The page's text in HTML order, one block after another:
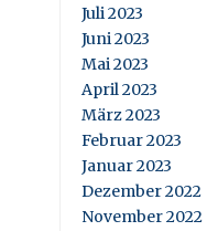
Juli 2023
Juni 2023
Mai 2023
April 2023
März 2023
Februar 2023
Januar 2023
Dezember 2022
November 2022